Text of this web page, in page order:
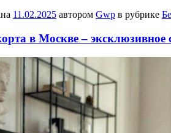
11.02.2025 автором Gwp в рубрике
в Москве – эксклюзивное